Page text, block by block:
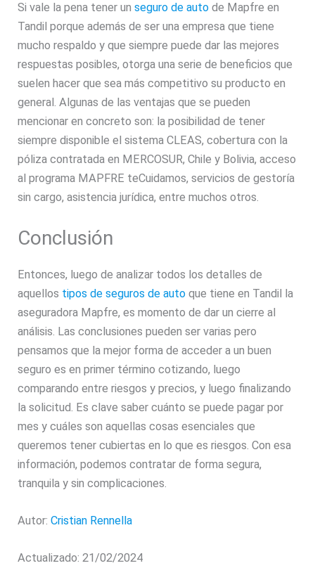
Si vale la pena tener unseguro de auto de Mapfre en
Tandil porque además de ser una empresa que tiene
mucho respaldo y que siempre puede dar las mejores
respuestas posibles, otorga una serie de beneficios que
suelen hacer que sea más competitivo su producto en
general. Algunas de las ventajas que se pueden
mencionar en concreto son: la posibilidad de tener
siempre disponible el sistema CLEAS, cobertura con la
póliza contratada en MERCOSUR, Chile y Bolivia, acceso
al programa MAPFRE teCuidamos, servicios de gestoría
sin cargo, asistencia jurídica, entre muchos otros.
Conclusión
Entonces, luego de analizar todos los detalles de
aquellos tipos de seguros de auto que tiene en Tandil la
aseguradora Mapfre, es momento de dar un cierre al
análisis. Las conclusiones pueden ser varias pero
pensamos que la mejor forma de acceder a un buen
seguro es en primer término cotizando, luego
comparando entre riesgos y precios, y luego finalizando
la solicitud. Es clave saber cuánto se puede pagar por
mes y cuáles son aquellas cosas esenciales que
queremos tener cubiertas en lo que es riesgos. Con esa
información, podemos contratar de forma segura,
tranquila y sin complicaciones.
Autor:Cristian Rennella
Actualizado: 21/02/2024